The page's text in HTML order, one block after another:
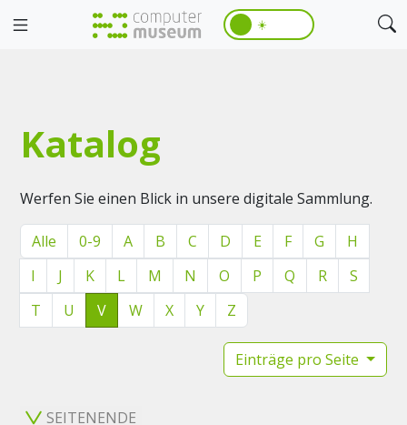
☀️
Katalog
Werfen Sie einen Blick in unsere digitale Sammlung.
Alle 0-9 A B C D E F G
H
I
J K L M N O P Q R
S
T
U V W X Y Z
Einträge pro Seite
SEITENENDE